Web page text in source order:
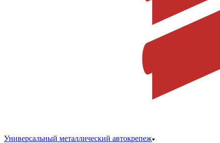
Универсальный металлический автокрепеж